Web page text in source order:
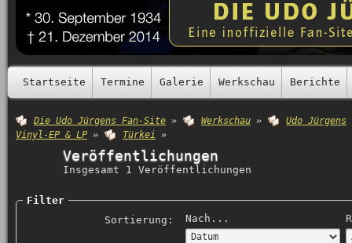
Startseite Termine Galerie Werkschau Berichte
Die Udo Jürgens Fan-Site » Werkschau » Udo Jürgens
Vinyl-EP & LP » Türkei »
Veröffentlichungen
Insgesamt 1 Veröffentlichungen
Filter
Sortierung:
Nach...